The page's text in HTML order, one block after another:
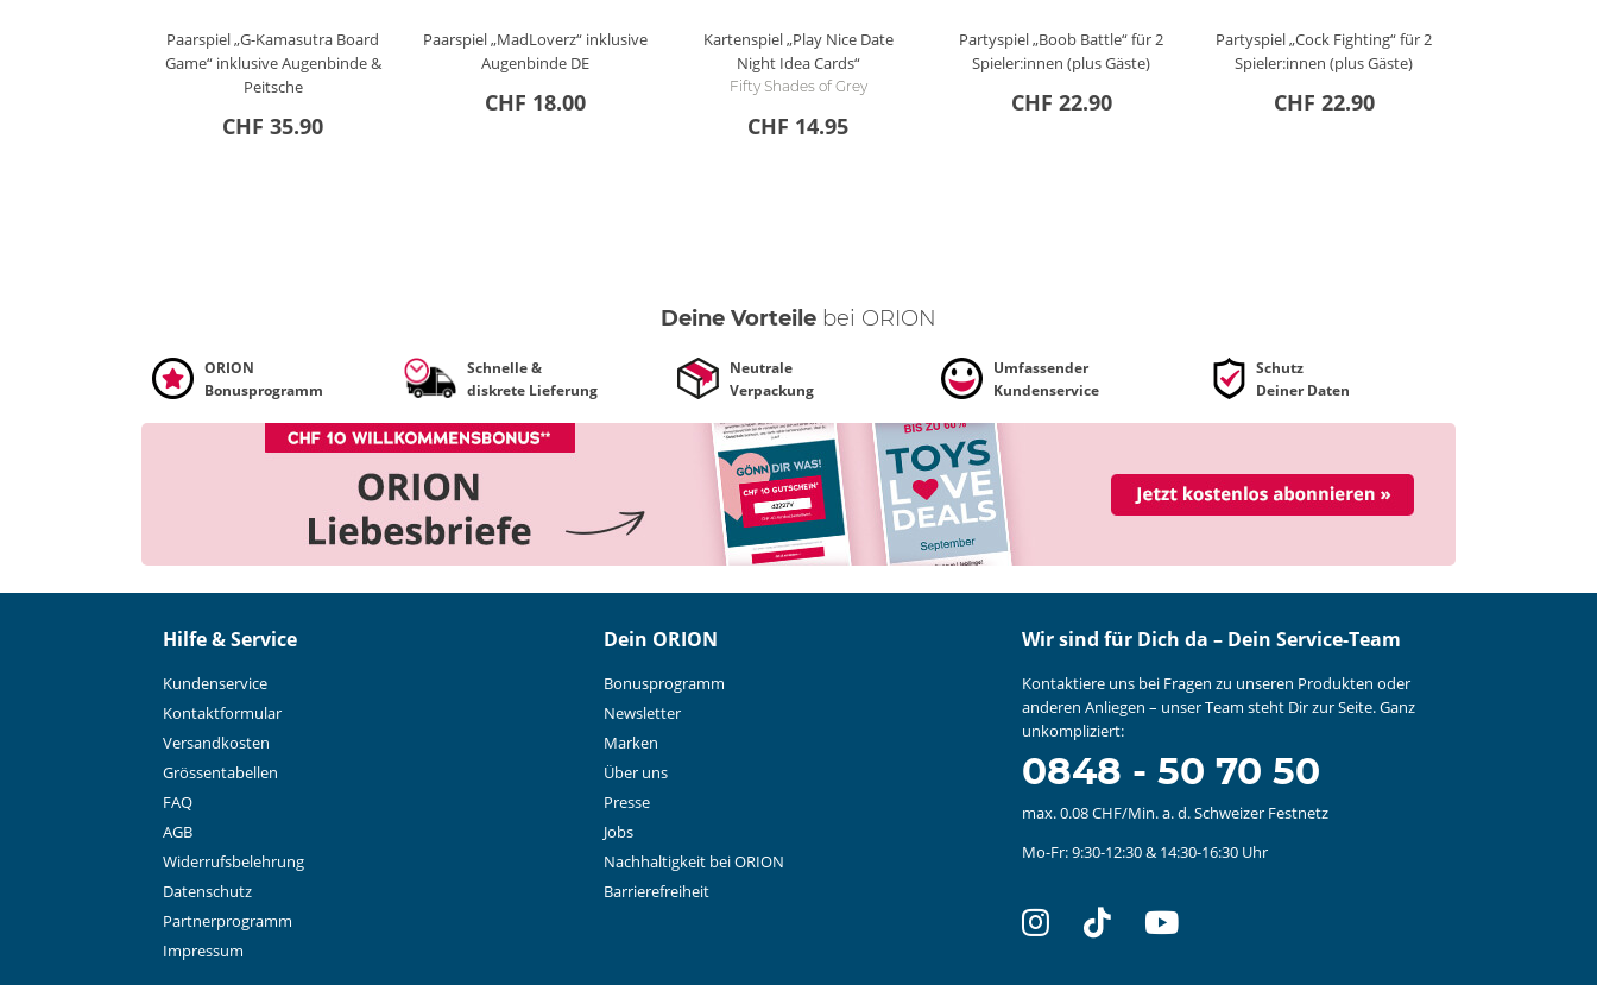
Paarspiel „G-Kamasutra Board
Game“ inklusive Augenbinde &
Peitsche
CHF 35.90
Paarspiel „MadLoverz“ inklusive
Augenbinde DE
CHF 18.00
Kartenspiel „Play Nice Date
Night Idea Cards“
Fifty Shades of Grey
CHF 14.95
Partyspiel „Boob Battle“ für 2
Spieler:innen (plus Gäste)
CHF 22.90
Partyspiel „Cock Fighting“ für 2
Spieler:innen (plus Gäste)
CHF 22.90
Deine Vorteile bei ORION
ORION
Bonusprogramm
Schnelle &
diskrete Lieferung
Neutrale
Verpackung
Umfassender
Kundenservice
Schutz
Deiner Daten
Hilfe & Service
Kundenservice
Kontaktformular
Versandkosten
Grössentabellen
FAQ
AGB
Widerrufsbelehrung
Datenschutz
Partnerprogramm
Impressum
Dein ORION
Bonusprogramm
Newsletter
Marken
Über uns
Presse
Jobs
Nachhaltigkeit bei ORION
Barrierefreiheit
Wir sind für Dich da – Dein Service-Team
Kontaktiere uns bei Fragen zu unseren Produkten oder
anderen Anliegen – unser Team steht Dir zur Seite. Ganz
unkompliziert:
0848 - 50 70 50
max. 0.08 CHF/Min. a. d. Schweizer Festnetz
Mo-Fr: 9:30-12:30 & 14:30-16:30 Uhr
instagram
tiktokyoutube